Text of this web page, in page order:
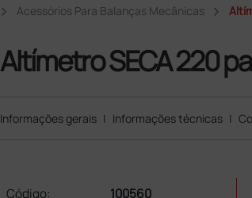
Acessórios Para Balanças Mecânicas
Altímetro SECA 220
Informações gerais | Informações técnicas |
Código:
100560